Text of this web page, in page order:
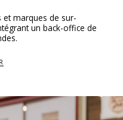
et marques de sur-
un back-office de